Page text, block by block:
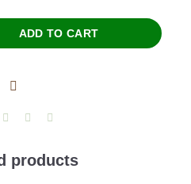
ADD TO CART
products